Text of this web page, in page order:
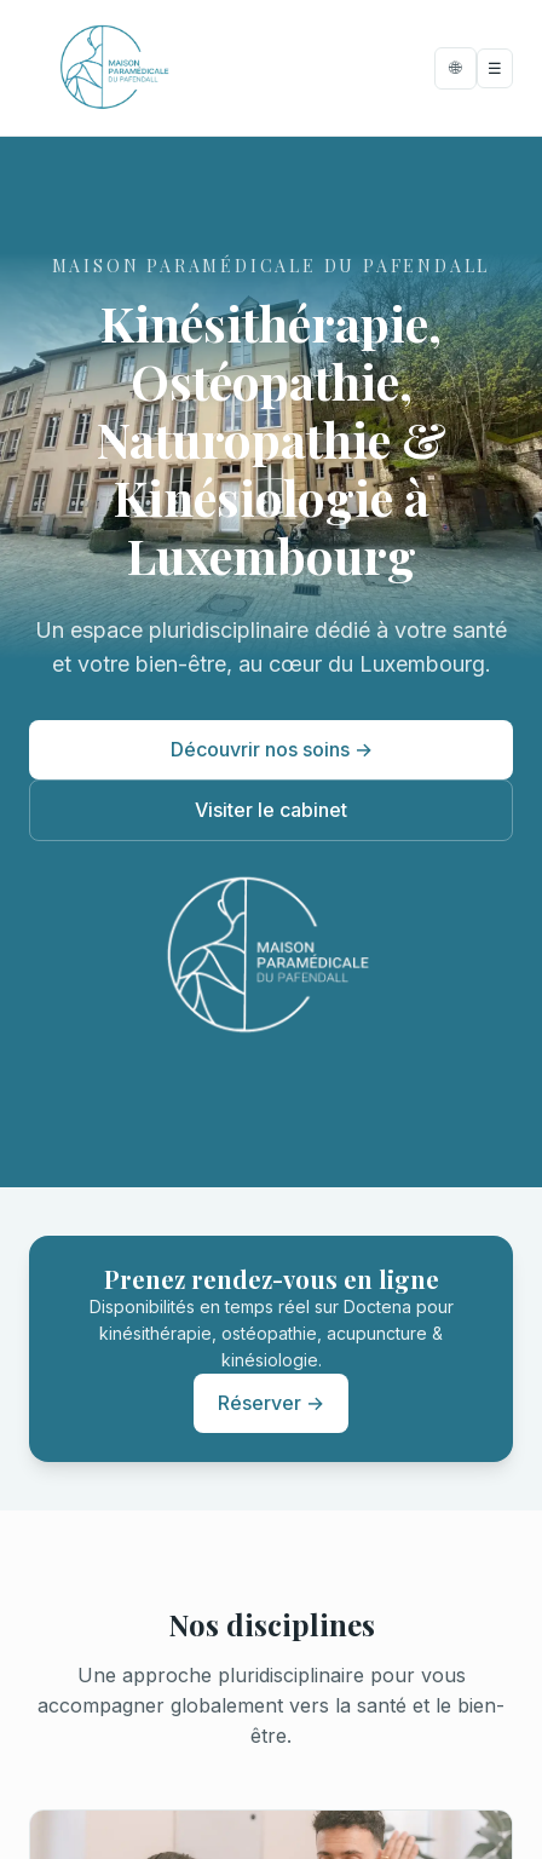
🌐 ☰
MAISON PARAMÉDICALE DU PAFENDALL
Kinésithérapie,
Ostéopathie,
Naturopathie &
Kinésiologie à
Luxembourg
Un espace pluridisciplinaire dédié à votre santé
et votre bien-être, au cœur du Luxembourg.
Découvrir nos soins →
Visiter le cabinet
Prenez rendez-vous en ligne
Disponibilités en temps réel sur Doctena pour
kinésithérapie, ostéopathie, acupuncture &
kinésiologie.
Réserver →
Nos disciplines
Une approche pluridisciplinaire pour vous
accompagner globalement vers la santé et le bien-
être.